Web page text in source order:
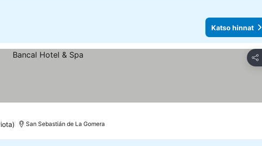
Katso hinnat
Jaa
San Sebastián de La Gomera